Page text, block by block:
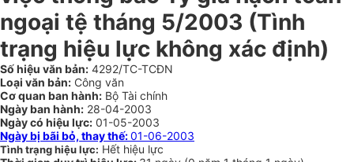
ngoại tệ tháng 5/2003 (Tình
trạng hiệu lực không xác định)
Số hiệu văn bản: 4292/TC-TCĐN
Loại văn bản: Công văn
Cơ quan ban hành: Bộ Tài chính
Ngày ban hành: 28-04-2003
Ngày có hiệu lực: 01-05-2003
Ngày bị bãi bỏ, thay thế:01-06-2003
Tình trạng hiệu lực: Hết hiệu lực